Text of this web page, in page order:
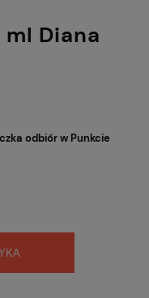
Diana
odbiór w Punkcie